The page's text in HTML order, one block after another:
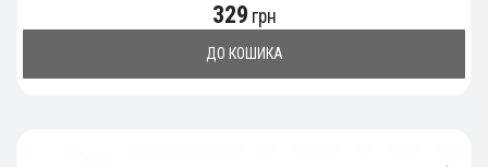
329 грн
ДО КОШИКА